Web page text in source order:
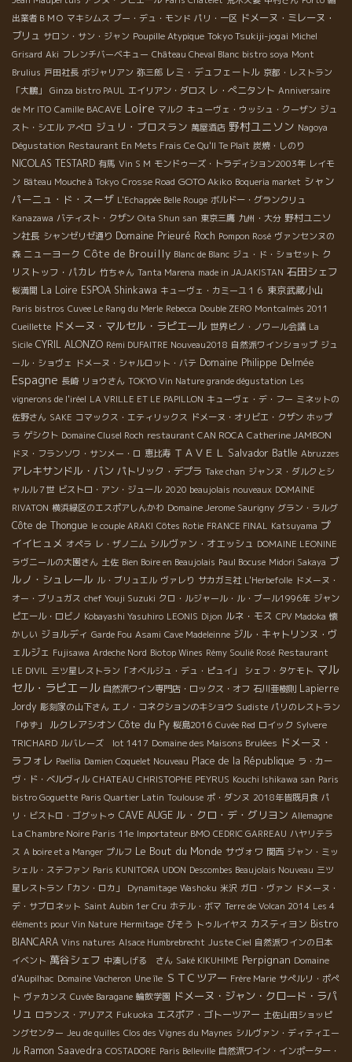
出業者ＢＭＯ マキシムス ブー・デュ・モンド パリ・一区 ドメーヌ・ミレーヌ・
ブリュ サロン・サン・ジャン Poupille Atypique Tokyo Tsukiji-jogai Michel
Grisard Aki フレンチバーベキュー Château Cheval Blanc bistro soya Mont
Brulius 戸田社長 ボジャリアン 弥三郎 レミ・デュフェートル 京都・レストラン
「大鵬」
Ginza bistro PAUL エイリアン・ダロス レ・ぺニタント Anniversaire
de Mr ITO Camille BACAVE Loire マルク キューヴェ・ウッシュ・クーザン ジュ
スト・シエル アぺロ ジュリ・ブロスラン 萬屋酒店 野村ユニソン Nagoya
Dégustation Restaurant En Mets Frais Ce Qu'Il Te Plaît 炭焼・しのり
NICOLAS TESTARD 有馬 Vin S M モンドゥーズ・トラディション2003年 レイモ
ン Bâteau Mouche à Tokyo Crosse Road GOTO Akiko Boqueria market シャン
パーニュ・ド・スーザ L'Echappée Belle Rouge ボルドー・グランクリュ
Kanazawa バティスト・クザン Oita Shun san 東京三鷹 九州・大分 野村ユニソ
ン社長 シャンゼリゼ通り Domaine Prieuré Roch Pompon Rosé ヴァンセンヌの
森 ニューヨーク Côte de Brouilly Blanc de Blanc ジュ・ド・ショセット ク
リストッフ・パカレ 竹ちゃん Tanta Marena made in JAJAKISTAN 石田シェフ
桜満開 La Loire ESPOA Shinkawa キューヴェ・カミーユ１６ 東京武蔵小山
Paris bistros Cuvee Le Rang du Merle Rebecca Double ZERO Montcalmès 2011
Cueillette ドメーヌ・マルセル・ラピエール 世界ピノ・ノワール会議 La
Sicile CYRIL ALONZO Rémi DUFAITRE Nouveau2018 自然派ワインショップ ジュ
ール・ショヴェ ドメーヌ・シャルロット・バテ Domaine Philippe Delmée
Espagne 長崎 リョウさん TOKYO Vin Nature grande dégustation Les
vignerons de l'iréel LA VRILLE ET LE PAPILLON キューヴェ・デ・フー ミネットの
佐野さん SAKE コマックス・エティリックス ドメーヌ・オリビエ・クザン ホップ
ラ ゲシクト Domaine Clusel Roch restaurant CAN ROCA Catherine JAMBON
ドヌ・フランソワ・サンメー・ロ 恵比寿 ＴＡＶＥＬ Salvador Batlle Abruzzes
アレキサンドル・バン パトリック・デプラ Take chan ジャンヌ・ダルクとシ
ャルル７世 ビストロ・アン・ジュール 2020 beaujolais nouveaux DOMAINE
RIVATON 横浜緑区のエスポアしんかわ Domaine Jerome Saurigny グラン・ラルグ
Côte de Thongue le couple ARAKI Côtes Rotie FRANCE FINAL Katsuyama プ
イイヒュメ オペラ レ・ザノ二ム シルヴァン・オエッシュ DOMAINE LEONINE
ラヴニールの大園さん 土佐 Bien Boire en Beaujolais Paul Bocuse Midori Sakaya ブ
ルノ・シュレール ル・ブリュエル ヴァレり サカガミ社 L'Herbefolle ドメーヌ・
オー・ブリュガス chef Youji Suzuki クロ・ルジャール・ル・ブール1996年 ジャン
ピエール・ロビノ Kobayashi Yasuhiro LEONIS Dijon ルネ・モス CPV Madoka 懐
かしい ジョルディ Garde Fou Asami Cave Madeleinne ジル・キャトリンヌ・ヴ
ェルジェ Fujisawa Ardeche Nord Biotop Wines Rémy Soulié Rosé Restaurant
LE DIVIL 三ツ星レストラン「オベルジュ・デュ・ピュイ」 シェフ・タケモト マル
セル・ラピエ－ル 自然派ワイン専門店・ロックス・オフ 石川亜樹則 Lapierre
Jordy 彫刻家の山下さん エノ・コネクションのキショウ Sudiste パリのレストラン
「ゆず」
ルクレアシオン Côte du Py 桜島2016 Cuvée Red ロイック Sylvere
TRICHARD ルバレーズ lot 1417 Domaine des Maisons Brulées ドメーヌ・
ラフォレ Paellia Damien Coquelet Nouveau Place de la République ラ・カー
ヴ・ド・ベルヴィル CHATEAU CHRISTOPHE PEYRUS Kouchi Ishikawa san Paris
bistro Goguette Paris Quartier Latin Toulouse ポ・ダンヌ 2018年皆既月食 パ
リ・ビストロ・ゴグットゥ CAVE AUGE ル・クロ・デ・グリヨン Allemagne
La Chambre Noire Paris 11e Importateur BMO CEDRIC GARREAU ハヤリテラ
ス A boire et a Manger プルフ Le Bout du Monde サヴォワ 関西 ジャン・ミッ
シェル・ステファン Paris KUNITORA UDON Descombes Beaujolais Nouveau 三ツ
星レストラン「カン・ロカ」
Dynamitage Washoku 米沢 ガロ・ヴァン ドメーヌ・
デ・サブロネット Saint Aubin 1er Cru ホテル・ボマ Terre de Volcan 2014 Les 4
éléments pour Vin Nature Hermitage びそう トゥルイヤス カスティヨン Bistro
BIANCARA Vins natures Alsace Humbrebrecht Juste Ciel 自然派ワインの日本
イベント 萬谷シェフ 中湊しげる さん Saké KIKUHIME Perpignan Domaine
d'Aupilhac Domaine Vacheron Une île ＳＴＣツアー Frère Marie サぺルリ・ポぺ
ト ヴァカンス Cuvée Baragane 輪飲学園 ドメーヌ・ジャン・クロード・ラパ
リュ ロランス・アリアス Fukuoka エスポア・ゴトーツアー 土佐山田ショッピ
ングセンター Jeu de quilles Clos des Vignes du Maynes シルヴァン・ディティエー
ル Ramon Saavedra COSTADORE Paris Belleville 自然派ワイン・インポーター・